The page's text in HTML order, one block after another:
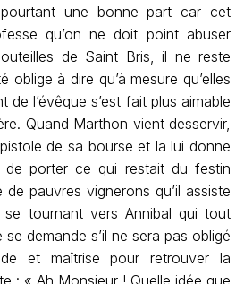
une bonne part car cet
qu’on ne doit point abuser
de Saint Bris, il ne reste
oblige à dire qu’à mesure qu’elles
l’évêque s’est fait plus aimable
Quand Marthon vient desservir,
de sa bourse et la lui donne
de porter ce qui restait du festin
pauvres vignerons qu’il assiste
se tournant vers Annibal qui tout
demande s’il ne sera pas obligé
et maîtrise pour retrouver la
: « Ah Monsieur ! Quelle idée que